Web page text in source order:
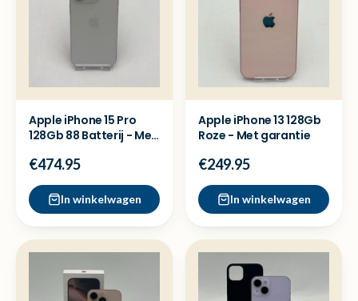
Apple iPhone 15 Pro
128Gb 88 Batterij - Met
€474.95
In winkelwagen
Apple iPhone 13 128Gb
Roze - Met garantie
€249.95
In winkelwagen